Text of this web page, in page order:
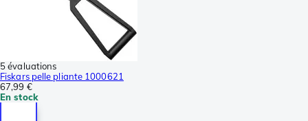
5 évaluations
Fiskars pelle pliante 1000621
67,99 €
En stock